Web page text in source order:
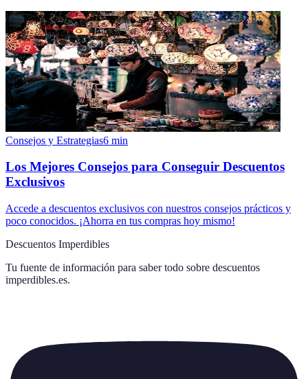
Consejos y Estrategias6 min
Los Mejores Consejos para Conseguir Descuentos
Exclusivos
Accede a descuentos exclusivos con nuestros consejos prácticos y
poco conocidos. ¡Ahorra en tus compras hoy mismo!
Descuentos Imperdibles
Tu fuente de información para saber todo sobre descuentos
imperdibles.es.